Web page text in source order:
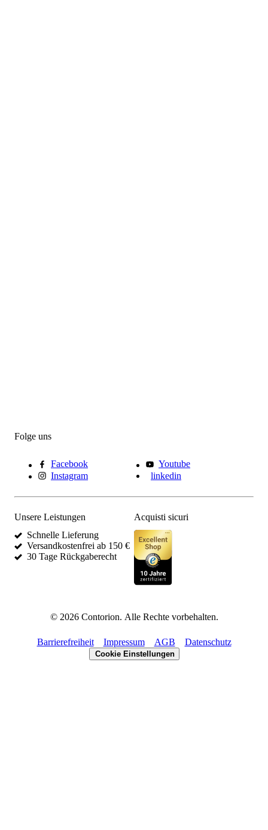
Folge uns
Facebook
Youtube
Instagram
linkedin
Unsere Leistungen
Schnelle Lieferung
Versandkostenfrei ab 150 €
30 Tage Rückgaberecht
Acquisti sicuri
© 2026Contorion. Alle Rechte vorbehalten.
Barrierefreiheit Impressum AGB Datenschutz
Cookie Einstellungen